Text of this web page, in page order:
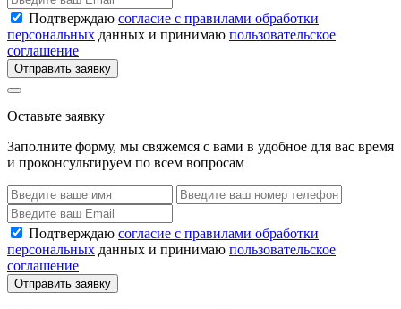
Подтверждаю согласие с правилами обработки
персональных данных и принимаю пользовательское
соглашение
Отправить заявку
Оставьте заявку
Заполните форму, мы свяжемся с вами в удобное для вас время
и проконсультируем по всем вопросам
Подтверждаю согласие с правилами обработки
персональных данных и принимаю пользовательское
соглашение
Отправить заявку